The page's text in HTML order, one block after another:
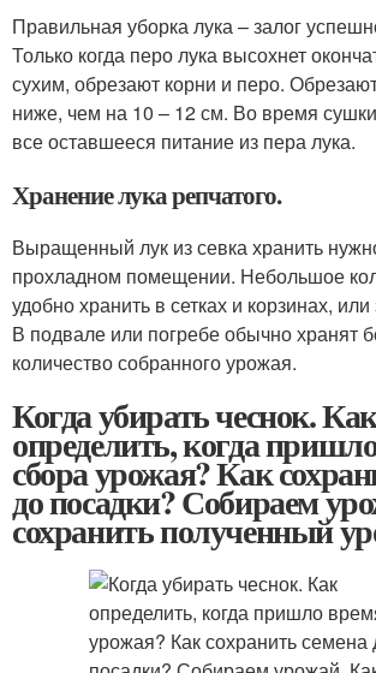
Правильная уборка лука – залог
Только когда перо лука высохнет
сухим, обрезают корни и перо.
ниже, чем на 10 – 12 см. Во время
все оставшееся питание из пера лука.
Хранение лука репчатого.
Выращенный лук из севка хранить
прохладном помещении. Небольшое
удобно хранить в сетках и корзинах, или
В подвале или погребе обычно хранят
количество собранного урожая.
Когда убирать чеснок. Как
определить, когда
сбора урожая? Как
до посадки? Собираем
сохранить полученный